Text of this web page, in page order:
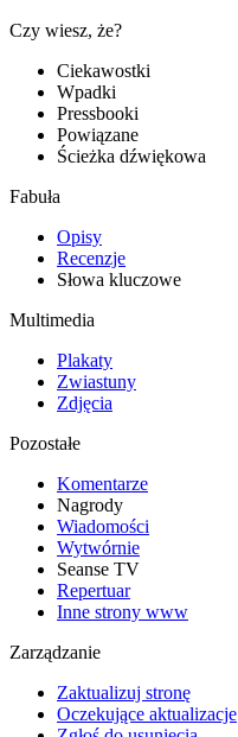
Czy wiesz, że?
Ciekawostki
Wpadki
Pressbooki
Powiązane
Ścieżka dźwiękowa
Fabuła
Opisy
Recenzje
Słowa kluczowe
Multimedia
Plakaty
Zwiastuny
Zdjęcia
Pozostałe
Komentarze
Nagrody
Wiadomości
Wytwórnie
Seanse TV
Repertuar
Inne strony www
Zarządzanie
Zaktualizuj stronę
Oczekujące aktualizacje